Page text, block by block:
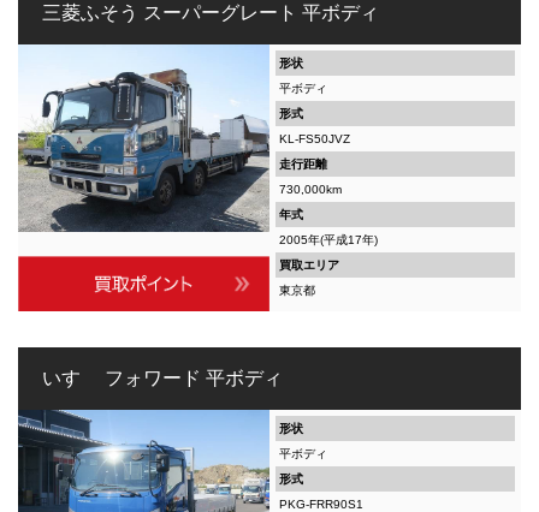
三菱ふそう スーパーグレート 平ボディ
形状
平ボディ
形式
KL-FS50JVZ
走行距離
730,000km
年式
2005年(平成17年)
買取エリア
東京都
いすゞ フォワード 平ボディ
形状
平ボディ
形式
PKG-FRR90S1